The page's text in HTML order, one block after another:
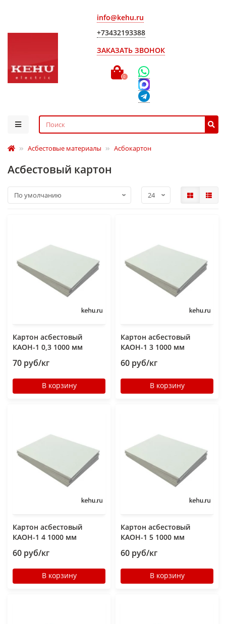
info@kehu.ru
+73432193388
ЗАКАЗАТЬ ЗВОНОК
0
Асбестовые материалы Асбокартон
Асбестовый картон
Картон асбестовый
КАОН-1 0,3 1000 мм
70 руб/кг
В корзину
Картон асбестовый
КАОН-1 3 1000 мм
60 руб/кг
В корзину
Картон асбестовый
КАОН-1 4 1000 мм
60 руб/кг
В корзину
Картон асбестовый
КАОН-1 5 1000 мм
60 руб/кг
В корзину